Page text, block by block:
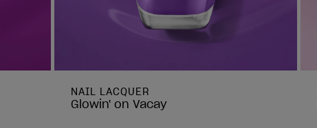
NAIL LACQUER
Glowin' on Vacay